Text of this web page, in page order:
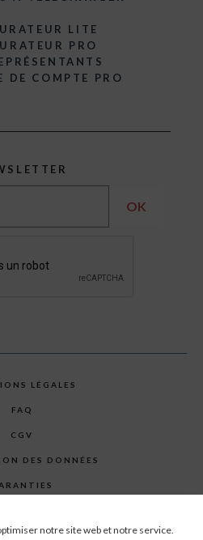
notre site web et notre service.
LITE
PRO
DE COMPTE PRO
LÉGALES
FAQ
CGV
DES DONNÉES